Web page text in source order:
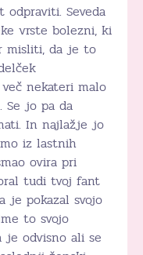
Seveda
vrste bolezni, ki
misliti, da je to
nekateri malo
Se jo pa da
In najlažje jo
iz lastnih
ovira pri
tudi tvoj fant
je pokazal svojo
to svojo
je odvisno ali se